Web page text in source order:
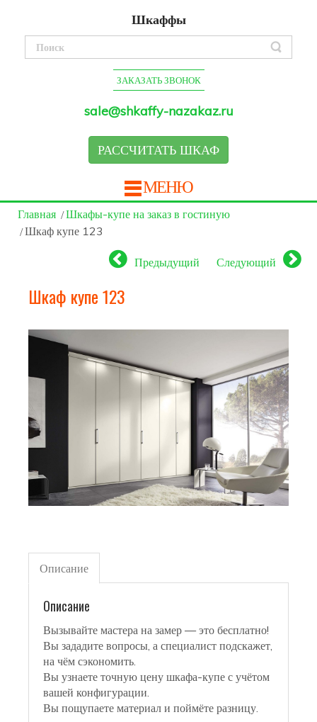
Шкаффы
ЗАКАЗАТЬ ЗВОНОК
sale@shkaffy-nazakaz.ru
РАССЧИТАТЬ ШКАФ
МЕНЮ
Главная
Шкафы-купе на заказ в гостиную
Шкаф купе 123
Предыдущий Следующий
Шкаф купе 123
Описание
Описание
Вызывайте мастера на замер — это бесплатно!
Вы зададите вопросы, а специалист подскажет,
на чём сэкономить.
Вы узнаете точную цену шкафа-купе с учётом
вашей конфигурации.
Вы пощупаете материал и поймёте разницу.